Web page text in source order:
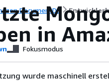
DocumentDB
in
Fokusmodus
wurde maschinell